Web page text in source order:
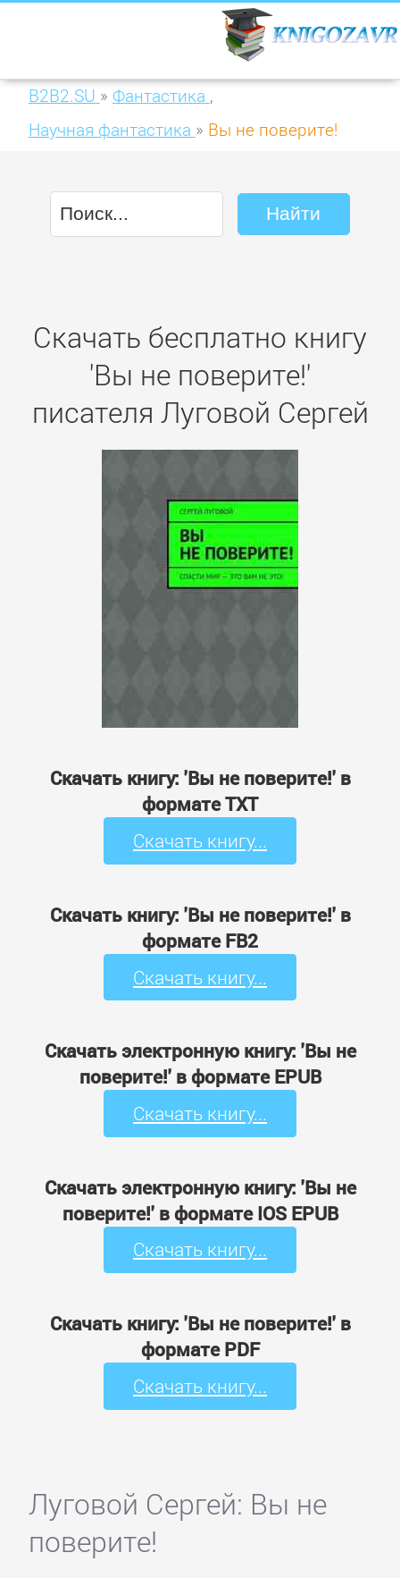
B2B2.SU » Фантастика ,
Научная фантастика » Вы не поверите!
Скачать бесплатно книгу
'Вы не поверите!'
писателя Луговой Сергей
Скачать книгу: 'Вы не поверите!' в
формате TXT
Скачать книгу...
Скачать книгу: 'Вы не поверите!' в
формате FB2
Скачать книгу...
Скачать электронную книгу: 'Вы не
поверите!' в формате EPUB
Скачать книгу...
Скачать электронную книгу: 'Вы не
поверите!' в формате IOS EPUB
Скачать книгу...
Скачать книгу: 'Вы не поверите!' в
формате PDF
Скачать книгу...
Луговой Сергей: Вы не
поверите!